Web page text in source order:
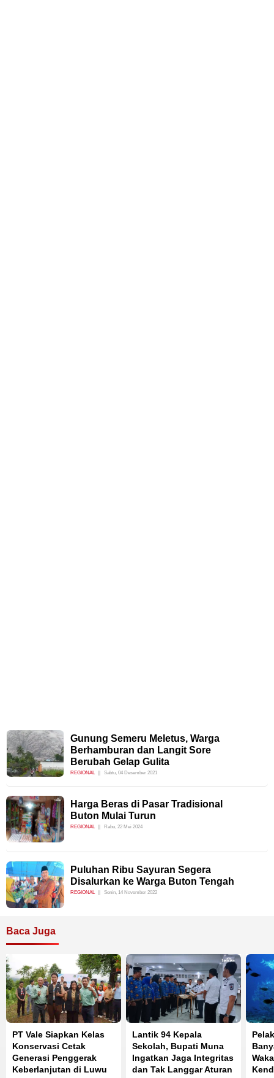
Gunung Semeru Meletus, Warga
Berhamburan dan Langit Sore
Berubah Gelap Gulita
REGIONAL Sabtu, 04 Desember 2021
Harga Beras di Pasar Tradisional
Buton Mulai Turun
REGIONAL Rabu, 22 Mei 2024
Puluhan Ribu Sayuran Segera
Disalurkan ke Warga Buton Tengah
REGIONAL Senin, 14 November 2022
Baca Juga
PT Vale Siapkan Kelas
Konservasi Cetak
Generasi Penggerak
Keberlanjutan di Luwu
Lantik 94 Kepala
Sekolah, Bupati Muna
Ingatkan Jaga Integritas
dan Tak Langgar Aturan